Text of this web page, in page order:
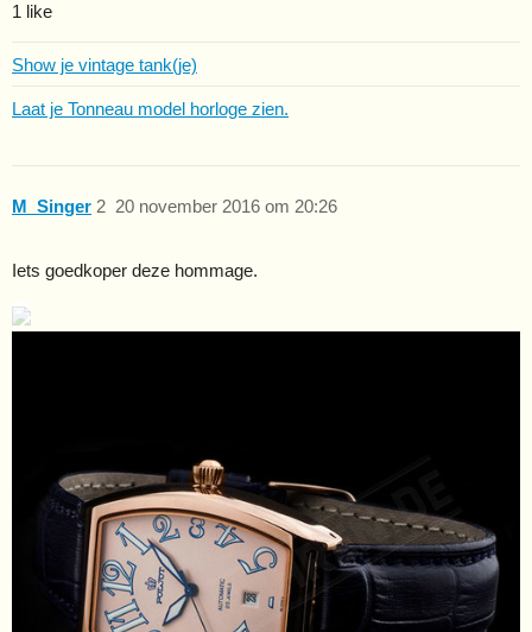
1 like
Show je vintage tank(je)
Laat je Tonneau model horloge zien.
M_Singer 20 november 2016 om 20:26
2
Iets goedkoper deze hommage.